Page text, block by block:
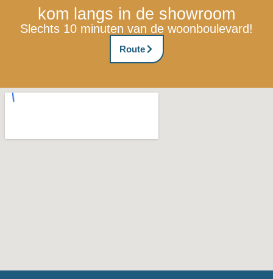
kom langs in de showroom
Slechts 10 minuten van de woonboulevard!
Route